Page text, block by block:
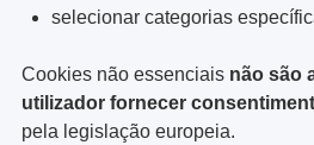
selecionar categorias
Cookies não essenciais não são
utilizador fornecer
pela legislação europeia.